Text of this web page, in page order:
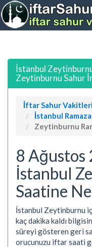
İstanbul
Zeytinburnu Sahur
İftar Sahur
İstanbul
Zeytinburnu
8 Ağustos
İstanbul
Saatine
İstanbul Zeytinburnu
kaç dakika kaldı
süreyi gösteren geri
orucunuzu iftar saati